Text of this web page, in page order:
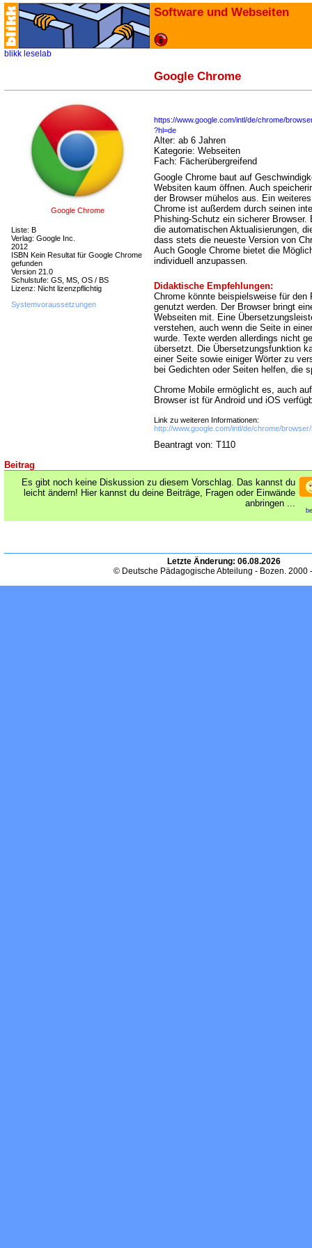
Software und Webseiten
blikk leselab
Google Chrome
Google Chrome
Liste: B
Verlag: Google Inc.
2012
ISBN Kein Resultat für Google Chrome
gefunden
Version 21.0
Schulstufe: GS, MS, OS / BS
Lizenz: Nicht lizenzpflichtig
Systemvoraussetzungen
https://www.google.com/intl/de/chrome/
?hl=de
Alter: ab 6 Jahren
Kategorie: Webseiten
Fach: Fächerübergreifend
Google Chrome baut auf
Websiten kaum öffnen. Auch
der Browser mühelos aus. Ein
Chrome ist außerdem durch seinen
Phishing-Schutz ein sicherer
die automatischen Aktualisierungen,
dass stets die neueste Version von
Auch Google Chrome bietet die
individuell anzupassen.
Didaktische Empfehlungen:
Chrome könnte beispielsweise für den
genutzt werden. Der Browser bringt
Webseiten mit. Eine
verstehen, auch wenn die Seite in
wurde. Texte werden allerdings nicht
übersetzt. Die Übersetzungsfunktion
einer Seite sowie einiger Wörter zu
bei Gedichten oder Seiten helfen, die
Chrome Mobile ermöglicht es, auch
Browser ist für Android und iOS
Link zu weiteren Informationen:
http://www.google.com/intl/de/chrome/
Beantragt von: T110
Beitrag
Es gibt noch keine Diskussion zu diesem Vorschlag. Das kannst du
leicht ändern! Hier kannst du deine Beiträge, Fragen oder Einwände
anbringen ...
Letzte Änderung: 06.08.2026
© Deutsche Pädagogische Abteilung - Bozen. 2000